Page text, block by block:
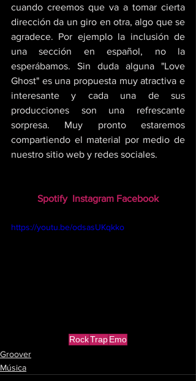
cuando creemos que va a tomar cierta
dirección da un giro en otra, algo que se
agradece. Por ejemplo la inclusión de
una sección en español, no la
esperábamos. Sin duda alguna "Love
Ghost" es una propuesta muy atractiva e
interesante y cada una de sus
producciones son una refrescante
sorpresa. Muy pronto estaremos
compartiendo el material por medio de
nuestro sitio web y redes sociales.
Spotify Instagram Facebook
https://youtu.be/odsasUKqkko
RockTrapEmo
Groover
Música